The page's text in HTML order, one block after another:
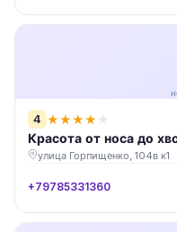
4 ★★★★ ★
Красота от носа до
улица Горпищенко, 104в к1
+79785331360